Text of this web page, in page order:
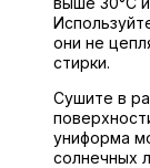
они не
стирки.
Сушите в
униформа
солнечных